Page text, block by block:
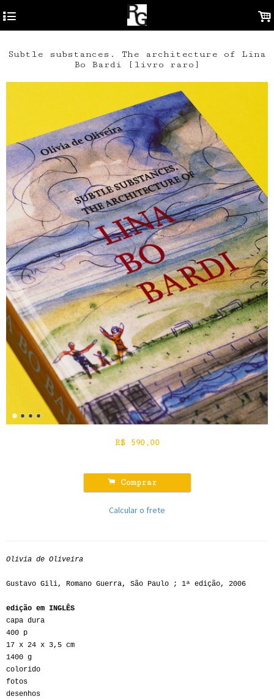
4 .
Subtle substances. The architecture of Lina
Bo Bardi [livro raro]
R$ 590,00
. Comprar
Calcular o frete
Olivia de Oliveira
Gustavo Gili, Romano Guerra, São Paulo ; 1ª edição, 2006
edição em INGLÊS
capa dura
400 p
17 x 24 x 3,5 cm
1400 g
colorido
fotos
desenhos